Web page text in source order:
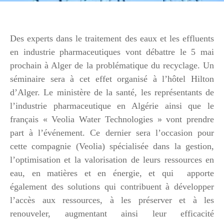
Des experts dans le traitement des eaux et les effluents
en industrie pharmaceutiques vont débattre le 5 mai
prochain à Alger de la problématique du recyclage. Un
séminaire sera à cet effet organisé à l’hôtel Hilton
d’Alger. Le ministère de la santé, les représentants de
l’industrie pharmaceutique en Algérie ainsi que le
français « Veolia Water Technologies » vont prendre
part à l’événement. Ce dernier sera l’occasion pour
cette compagnie (Veolia) spécialisée dans la gestion,
l’optimisation et la valorisation de leurs ressources en
eau, en matières et en énergie, et qui apporte
également des solutions qui contribuent à développer
l’accès aux ressources, à les préserver et à les
renouveler, augmentant ainsi leur efficacité